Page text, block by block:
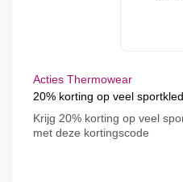
Acties Thermowear
20% korting op veel
Krijg 20% korting op veel
met deze kortingscode